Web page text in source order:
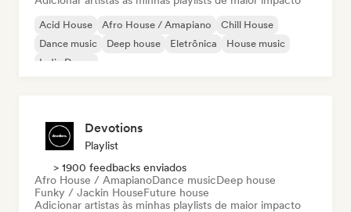
Acid House Afro House / Amapiano
Chill House
Dance music
Deep house Eletrônica
House music
Indie Dance
Devotions
Playlist
> 1900 feedbacks enviados
Afro House / AmapianoDance musicDeep house
Funky / Jackin HouseFuture house
Adicionar artistas às minhas playlists de maior impacto